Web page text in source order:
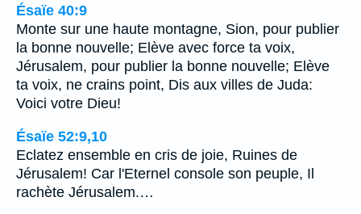
Ésaïe 40:9
Monte sur une haute montagne, Sion, pour publier
la bonne nouvelle; Elève avec force ta voix,
Jérusalem, pour publier la bonne nouvelle; Elève
ta voix, ne crains point, Dis aux villes de Juda:
Voici votre Dieu!
Ésaïe 52:9,10
Eclatez ensemble en cris de joie, Ruines de
Jérusalem! Car l'Eternel console son peuple, Il
rachète Jérusalem.…